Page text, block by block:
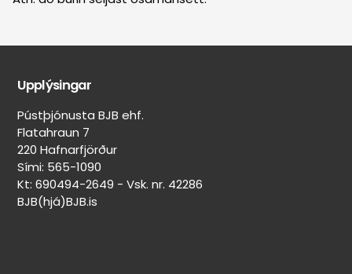
Upplýsingar
Pústþjónusta BJB ehf.
Flatahraun 7
220 Hafnarfjörður
Sími: 565-1090
Kt: 690494-2649 - Vsk. nr. 42286
BJB(hjá)BJB.is